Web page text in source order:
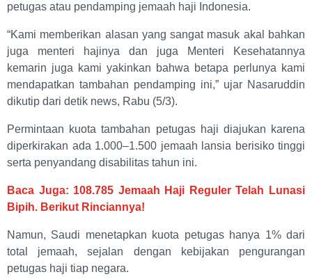
petugas atau pendamping jemaah haji Indonesia.
“Kami memberikan alasan yang sangat masuk akal bahkan
juga menteri hajinya dan juga Menteri Kesehatannya
kemarin juga kami yakinkan bahwa betapa perlunya kami
mendapatkan tambahan pendamping ini,” ujar Nasaruddin
dikutip dari detik news, Rabu (5/3).
Permintaan kuota tambahan petugas haji diajukan karena
diperkirakan ada 1.000–1.500 jemaah lansia berisiko tinggi
serta penyandang disabilitas tahun ini.
Baca Juga: 108.785 Jemaah Haji Reguler Telah Lunasi
Bipih. Berikut Rinciannya!
Namun, Saudi menetapkan kuota petugas hanya 1% dari
total jemaah, sejalan dengan kebijakan pengurangan
petugas haji tiap negara.